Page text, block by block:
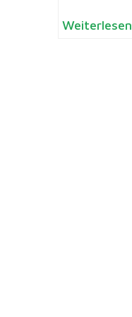
Weiterlesen